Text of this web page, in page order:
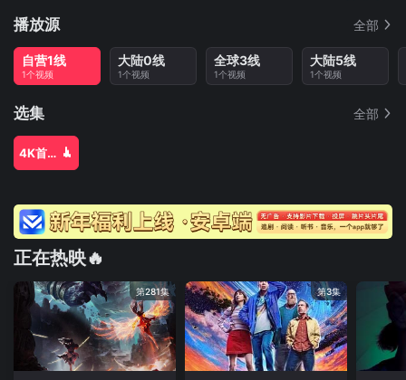
播放源 全部
自营1线
1个视频
大陆0线
1个视频
全球3线
1个视频
大陆5线
1个视频
选集 全部
4K首家独播
正在热映🔥
第281集 第3集